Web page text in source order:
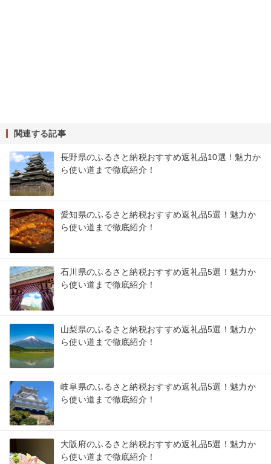
関連する記事
長野県のふるさと納税おすすめ返礼品10選！魅力か
ら使い道まで徹底紹介！
愛知県のふるさと納税おすすめ返礼品5選！魅力か
ら使い道まで徹底紹介！
石川県のふるさと納税おすすめ返礼品5選！魅力か
ら使い道まで徹底紹介！
山梨県のふるさと納税おすすめ返礼品5選！魅力か
ら使い道まで徹底紹介！
岐阜県のふるさと納税おすすめ返礼品5選！魅力か
ら使い道まで徹底紹介！
大阪府のふるさと納税おすすめ返礼品5選！魅力か
ら使い道まで徹底紹介！